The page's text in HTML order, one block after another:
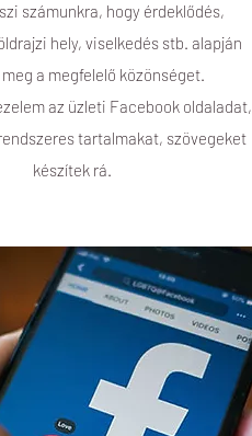
számunkra, hogy érdeklődés,
hely, viselkedés stb. alapján
a megfelelő közönséget.
az üzleti Facebook oldaladat,
tartalmakat, szövegeket
készítek rá.